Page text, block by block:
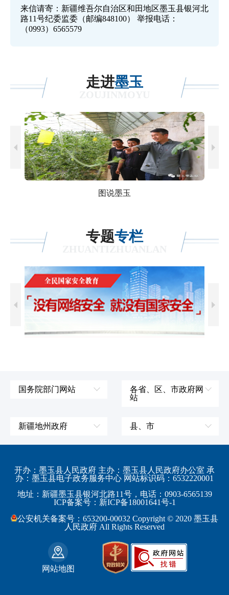
来信请寄：新疆维吾尔自治区和田地区墨玉县银河北
路11号纪委监委（邮编848100） 举报电话：
（0993）6565579
走进墨玉
图说墨玉
专题专栏
国务院部门网站
国防部
教育部
工业和信息化部
监察部
民政部
司法部
财政部
各省、区、市政府网
站
江苏省
浙江省
安徽省
福建省
江西省
山东省
新疆地州政府
伊犁哈萨克自治州
阿勒泰地区
博尔塔拉蒙古自治州
吐鲁番地区
巴音郭楞蒙古自治州
克拉玛依市
县、市
皮山县
策勒县
民丰县
和田市
开办：墨玉县人民政府 主办：墨玉县人民政府办公室 承
办：墨玉县电子政务服务中心 网站标识码：6532220001
地址：新疆墨玉县银河北路11号，电话：0903-6565139
ICP备案号：新ICP备18001641号-1
公安机关备案号：653200-00032 Copyright © 2020 墨玉县
人民政府 All Rights Reserved
网站地图